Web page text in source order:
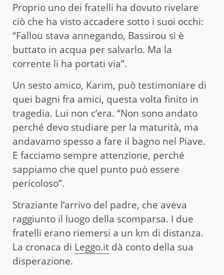
Proprio uno dei fratelli ha dovuto rivelare
ciò che ha visto accadere sotto i suoi occhi:
“Fallou stava annegando, Bassirou si è
buttato in acqua per salvarlo. Ma la
corrente li ha portati via”.
Un sesto amico, Karim, può testimoniare di
quei bagni fra amici, questa volta finito in
tragedia. Lui non c’era. “Non sono andato
perché devo studiare per la maturità, ma
andavamo spesso a fare il bagno nel Piave.
E facciamo sempre attenzione, perché
sappiamo che quel punto può essere
pericoloso”.
Straziante l’arrivo del padre, che aveva
raggiunto il luogo della scomparsa. I due
fratelli erano riemersi a un km di distanza.
La cronaca di Leggo.it dà conto della sua
disperazione.